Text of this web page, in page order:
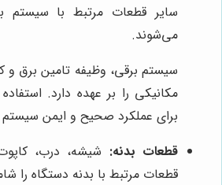
سایر قطعات مرتبط با سیستم
می‌شوند.
سیستم برقی، وظیفه تامین برق و
مکانیکی را بر عهده دارد.
برای عملکرد صحیح و ایمن
قطعات بدنه: شیشه، درب،
قطعات مرتبط با بدنه دستگاه را